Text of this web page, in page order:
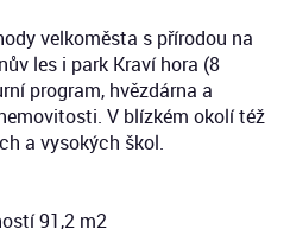
velkoměsta s přírodou na
les i park Kraví hora (8
program, hvězdárna a
V blízkém okolí též
a vysokých škol.
91,2 m2